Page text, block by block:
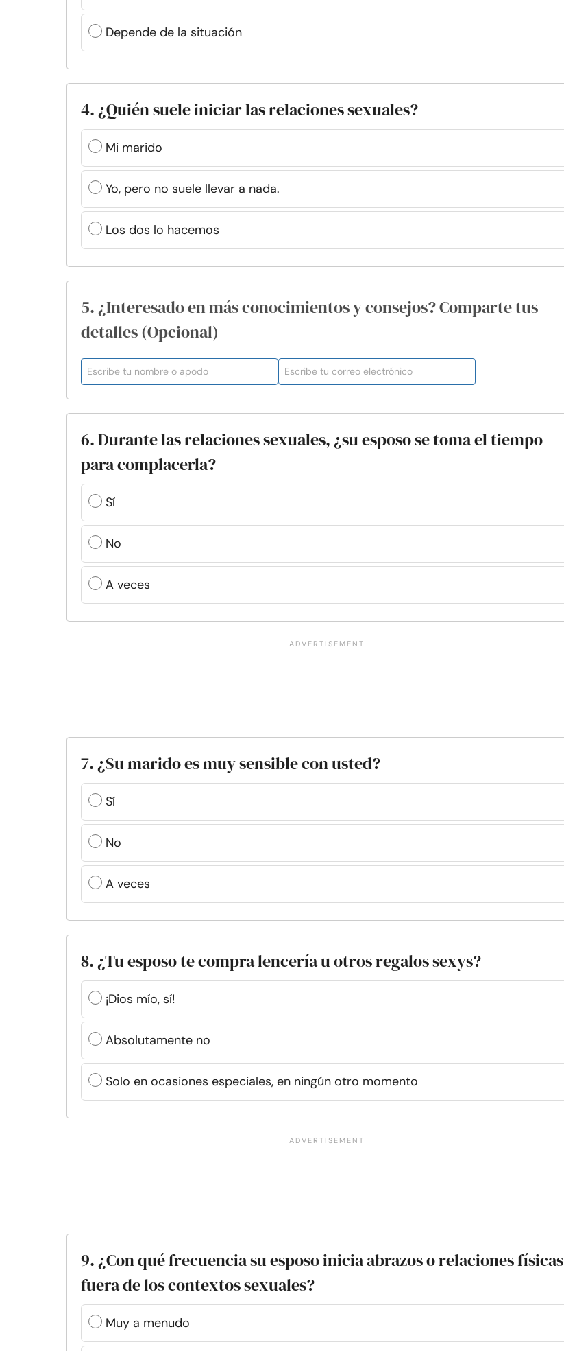
Depende de la situación
4. ¿Quién suele iniciar las relaciones sexuales?
Mi marido
Yo, pero no suele llevar a nada.
Los dos lo hacemos
5. ¿Interesado en más conocimientos y consejos? Comparte tus
detalles (Opcional)
6. Durante las relaciones sexuales, ¿su esposo se toma el tiempo
para complacerla?
Sí
No
A veces
7. ¿Su marido es muy sensible con usted?
Sí
No
A veces
8. ¿Tu esposo te compra lencería u otros regalos sexys?
¡Dios mío, sí!
Absolutamente no
Solo en ocasiones especiales, en ningún otro momento
9. ¿Con qué frecuencia su esposo inicia abrazos o relaciones físicas
fuera de los contextos sexuales?
Muy a menudo